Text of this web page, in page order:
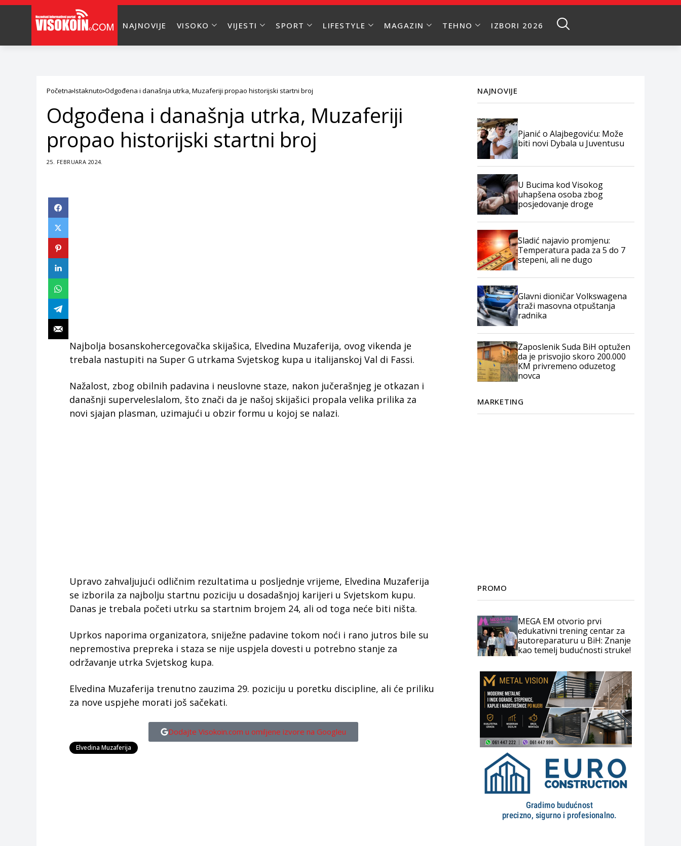
NAJNOVIJE VISOKO VIJESTI SPORT LIFESTYLE MAGAZIN TEHNO IZBORI 2026
Početna Istaknuto Odgođena i današnja utrka, Muzaferiji propao historijski startni broj
Odgođena i današnja utrka, Muzaferiji
propao historijski startni broj
25. FEBRUARA 2024.
Najbolja bosanskohercegovačka skijašica, Elvedina Muzaferija, ovog vikenda je
trebala nastupiti na Super G utrkama Svjetskog kupa u italijanskoj Val di Fassi.
Nažalost, zbog obilnih padavina i neuslovne staze, nakon jučerašnjeg je otkazan i
današnji superveleslalom, što znači da je našoj skijašici propala velika prilika za
novi sjajan plasman, uzimajući u obzir formu u kojoj se nalazi.
Upravo zahvaljujući odličnim rezultatima u posljednje vrijeme, Elvedina Muzaferija
se izborila za najbolju startnu poziciju u dosadašnjoj karijeri u Svjetskom kupu.
Danas je trebala početi utrku sa startnim brojem 24, ali od toga neće biti ništa.
Uprkos naporima organizatora, sniježne padavine tokom noći i rano jutros bile su
nepremostiva prepreka i staza se nije uspjela dovesti u potrebno stanje za
održavanje utrka Svjetskog kupa.
Elvedina Muzaferija trenutno zauzima 29. poziciju u poretku discipline, ali će priliku
za nove uspjehe morati još sačekati.
Dodajte Visokoin.com u omiljene izvore na Googleu
Elvedina Muzaferija
NAJNOVIJE
Pjanić o Alajbegoviću: Može
biti novi Dybala u Juventusu
U Bucima kod Visokog
uhapšena osoba zbog
posjedovanje droge
Sladić najavio promjenu:
Temperatura pada za 5 do 7
stepeni, ali ne dugo
Glavni dioničar Volkswagena
traži masovna otpuštanja
radnika
Zaposlenik Suda BiH optužen
da je prisvojio skoro 200.000
KM privremeno oduzetog
novca
MARKETING
PROMO
MEGA EM otvorio prvi
edukativni trening centar za
autoreparaturu u BiH: Znanje
kao temelj budućnosti struke!